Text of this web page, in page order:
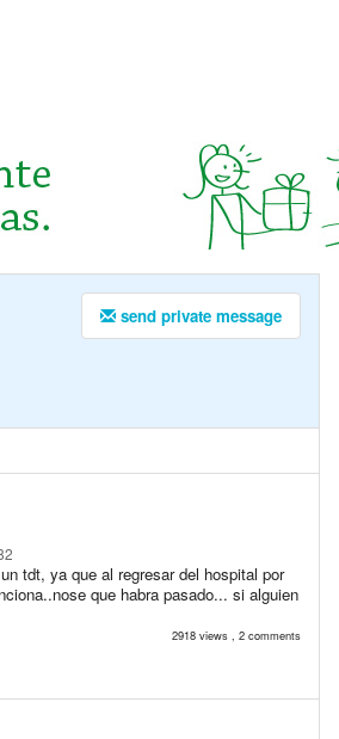
send private message
tdt, ya que al regresar del hospital por
que habra pasado... si alguien
2918 views , 2 comments